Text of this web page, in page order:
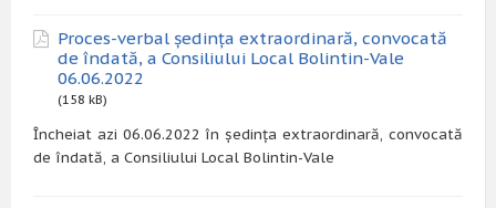
Proces-verbal ședința extraordinară, convocată
de îndată, a Consiliului Local Bolintin-Vale
06.06.2022
(158 kB)
Încheiat azi 06.06.2022 în ședința extraordinară, convocată
de îndată, a Consiliului Local Bolintin-Vale